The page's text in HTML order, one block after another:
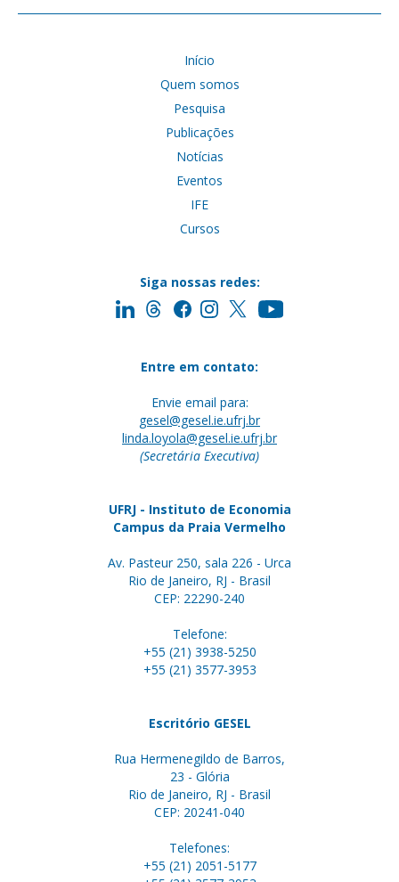
Início
Quem somos
Pesquisa
Publicações
Notícias
Eventos
IFE
Cursos
Siga nossas redes:
Entre em contato:
Envie email para:
gesel@gesel.ie.ufrj.br
linda.loyola@gesel.ie.ufrj.br
(Secretária Executiva)
UFRJ - Instituto de Economia
Campus da Praia Vermelho
Av. Pasteur 250, sala 226 - Urca
Rio de Janeiro, RJ - Brasil
CEP: 22290-240
Telefone:
+55 (21) 3938-5250
+55 (21) 3577-3953
Escritório GESEL
Rua Hermenegildo de Barros,
23 - Glória
Rio de Janeiro, RJ - Brasil
CEP: 20241-040
Telefones:
+55 (21) 2051-5177